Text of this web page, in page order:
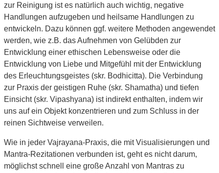
zur Reinigung ist es natürlich auch wichtig, negative
Handlungen aufzugeben und heilsame Handlungen zu
entwickeln. Dazu können ggf. weitere Methoden angewendet
werden, wie z.B. das Aufnehmen von Gelübden zur
Entwicklung einer ethischen Lebensweise oder die
Entwicklung von Liebe und Mitgefühl mit der Entwicklung
des Erleuchtungsgeistes (skr. Bodhicitta). Die Verbindung
zur Praxis der geistigen Ruhe (skr. Shamatha) und tiefen
Einsicht (skr. Vipashyana) ist indirekt enthalten, indem wir
uns auf ein Objekt konzentrieren und zum Schluss in der
reinen Sichtweise verweilen.
Wie in jeder Vajrayana-Praxis, die mit Visualisierungen und
Mantra-Rezitationen verbunden ist, geht es nicht darum,
möglichst schnell eine große Anzahl von Mantras zu